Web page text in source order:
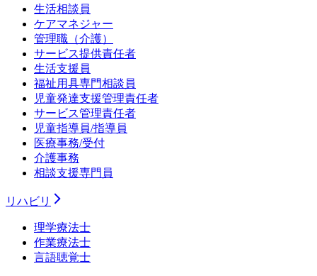
生活相談員
ケアマネジャー
管理職（介護）
サービス提供責任者
生活支援員
福祉用具専門相談員
児童発達支援管理責任者
サービス管理責任者
児童指導員/指導員
医療事務/受付
介護事務
相談支援専門員
リハビリ
理学療法士
作業療法士
言語聴覚士